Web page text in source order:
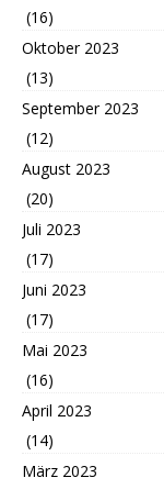
(16)
Oktober 2023
(13)
September 2023
(12)
August 2023
(20)
Juli 2023
(17)
Juni 2023
(17)
Mai 2023
(16)
April 2023
(14)
März 2023